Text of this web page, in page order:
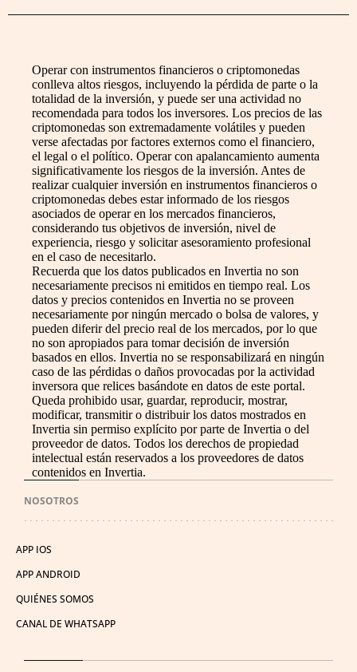
Operar con instrumentos financieros o criptomonedas
conlleva altos riesgos, incluyendo la pérdida de parte o la
totalidad de la inversión, y puede ser una actividad no
recomendada para todos los inversores. Los precios de las
criptomonedas son extremadamente volátiles y pueden
verse afectadas por factores externos como el financiero,
el legal o el político. Operar con apalancamiento aumenta
significativamente los riesgos de la inversión. Antes de
realizar cualquier inversión en instrumentos financieros o
criptomonedas debes estar informado de los riesgos
asociados de operar en los mercados financieros,
considerando tus objetivos de inversión, nivel de
experiencia, riesgo y solicitar asesoramiento profesional
en el caso de necesitarlo.
Recuerda que los datos publicados en Invertia no son
necesariamente precisos ni emitidos en tiempo real. Los
datos y precios contenidos en Invertia no se proveen
necesariamente por ningún mercado o bolsa de valores, y
pueden diferir del precio real de los mercados, por lo que
no son apropiados para tomar decisión de inversión
basados en ellos. Invertia no se responsabilizará en ningún
caso de las pérdidas o daños provocadas por la actividad
inversora que relices basándote en datos de este portal.
Queda prohibido usar, guardar, reproducir, mostrar,
modificar, transmitir o distribuir los datos mostrados en
Invertia sin permiso explícito por parte de Invertia o del
proveedor de datos. Todos los derechos de propiedad
intelectual están reservados a los proveedores de datos
contenidos en Invertia.
NOSOTROS
APP IOS
APP ANDROID
QUIÉNES SOMOS
CANAL DE WHATSAPP